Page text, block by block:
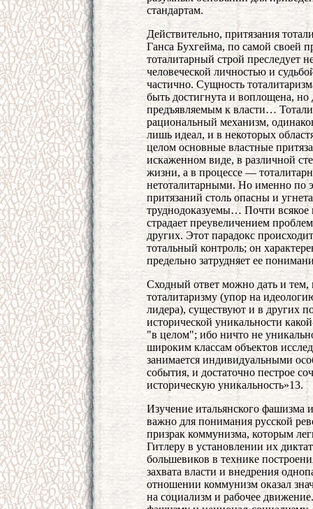
стандартам.
Действительно, притязания
Ганса Бухгейма, по самой своей
тоталитарный строй
человеческой личностью и
частично. Сущность
быть достигнута и воплощена, но
предъявляемым к власти…
рациональный механизм,
лишь идеал, и в некоторых
целом основные властные
искаженном виде, в различной
жизни, а в процессе —
нетоталитарными. Но именно по
притязаний столь опасны и
труднодоказуемы… Почти всякое
страдает преувеличением
других. Этот парадокс
тотальный контроль; он
предельно затрудняет ее
Сходный ответ можно дать и тем,
тоталитаризму (упор на
лидера), существуют и в других
исторической уникальности
"в целом"; ибо ничто не
широким классам объектов
занимается индивидуальными
события, и достаточно пестрое
историческую уникальность»13.
Изучение итальянского фашизма
важно для понимания русской
призрак коммунизма, которым
Гитлеру в установлении их
большевиков в технике
захвата власти и внедрения
отношении коммунизм оказал
на социализм и рабочее